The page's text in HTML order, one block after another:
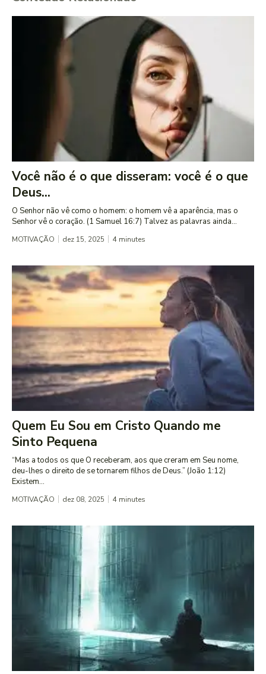
Você não é o que disseram: você é o que
Deus...
O Senhor não vê como o homem: o homem vê a aparência, mas o
Senhor vê o coração. (1 Samuel 16:7) Talvez as palavras ainda...
MOTIVAÇÃO dez 15, 2025 4 minutes
Quem Eu Sou em Cristo Quando me
Sinto Pequena
“Mas a todos os que O receberam, aos que creram em Seu nome,
deu-lhes o direito de se tornarem filhos de Deus.” (João 1:12)
Existem...
MOTIVAÇÃO dez 08, 2025 4 minutes